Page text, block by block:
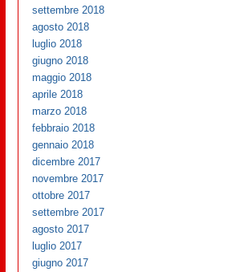
settembre 2018
agosto 2018
luglio 2018
giugno 2018
maggio 2018
aprile 2018
marzo 2018
febbraio 2018
gennaio 2018
dicembre 2017
novembre 2017
ottobre 2017
settembre 2017
agosto 2017
luglio 2017
giugno 2017